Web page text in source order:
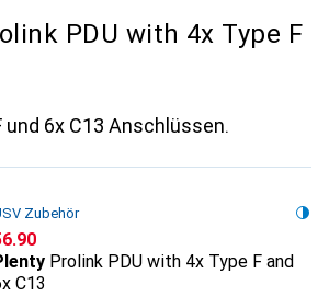
PDU with 4x Type F
und 6x C13 Anschlüssen.
Zubehör
Prolink PDU with 4x Type F and
C13